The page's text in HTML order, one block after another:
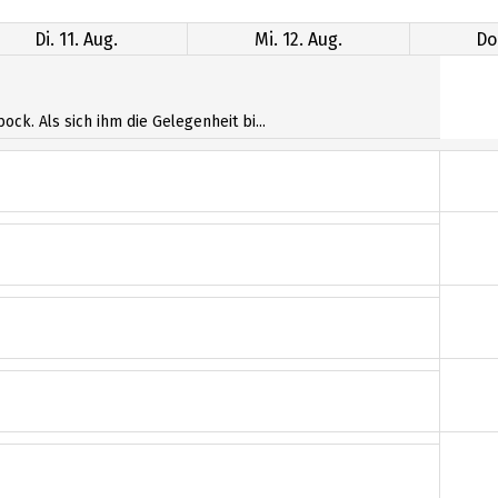
Di. 11. Aug. Mi. 12. Aug.
Als sich ihm die Gelegenheit bi...